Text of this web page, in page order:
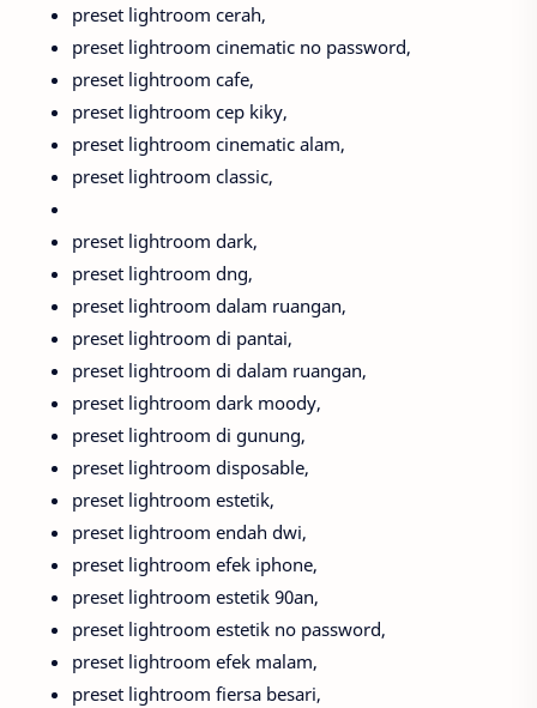
preset lightroom cerah,
preset lightroom cinematic no password,
preset lightroom cafe,
preset lightroom cep kiky,
preset lightroom cinematic alam,
preset lightroom classic,
preset lightroom dark,
preset lightroom dng,
preset lightroom dalam ruangan,
preset lightroom di pantai,
preset lightroom di dalam ruangan,
preset lightroom dark moody,
preset lightroom di gunung,
preset lightroom disposable,
preset lightroom estetik,
preset lightroom endah dwi,
preset lightroom efek iphone,
preset lightroom estetik 90an,
preset lightroom estetik no password,
preset lightroom efek malam,
preset lightroom fiersa besari,